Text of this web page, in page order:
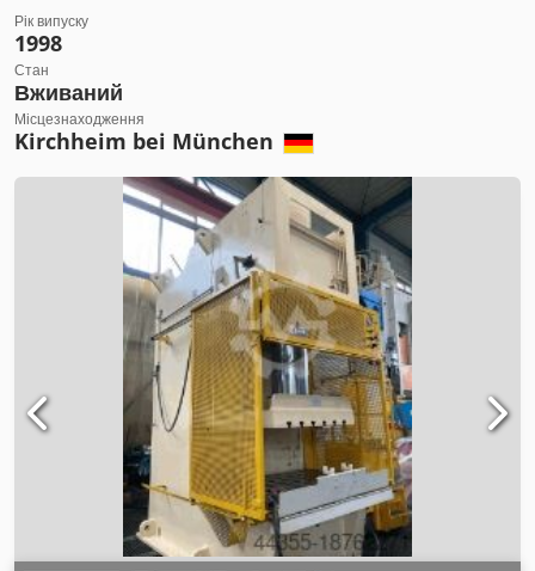
Рік випуску
1998
Стан
Вживаний
Місцезнаходження
Kirchheim bei München